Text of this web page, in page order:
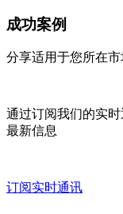
成功案例
分享适用于您所在
通过订阅我们的实
最新信息
订阅实时通讯